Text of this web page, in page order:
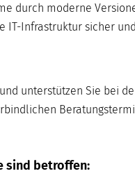
durch moderne
IT-Infrastruktur sicher
unterstützen Sie bei
sind betroffen: